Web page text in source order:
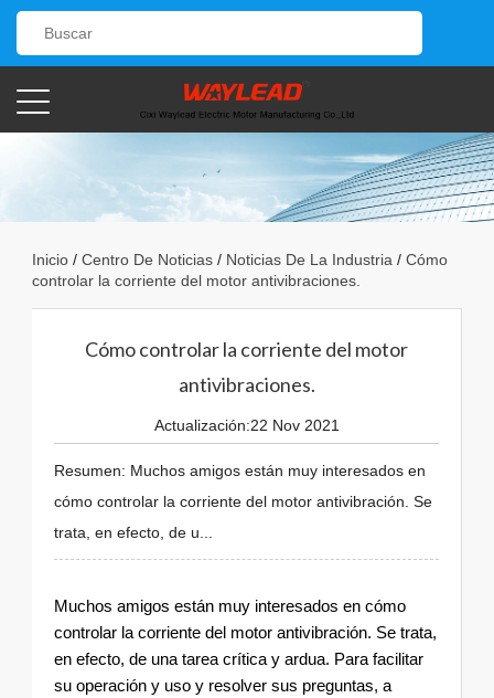
Inicio / Centro De Noticias / Noticias De La Industria / Cómo
controlar la corriente del motor antivibraciones.
Cómo controlar la corriente del motor
antivibraciones.
Actualización:22 Nov 2021
Resumen: Muchos amigos están muy interesados ​​en
cómo controlar la corriente del motor antivibración. Se
trata, en efecto, de u...
Muchos amigos están muy interesados ​​en cómo
controlar la corriente del motor antivibración. Se trata,
en efecto, de una tarea crítica y ardua. Para facilitar
su operación y uso y resolver sus preguntas, a